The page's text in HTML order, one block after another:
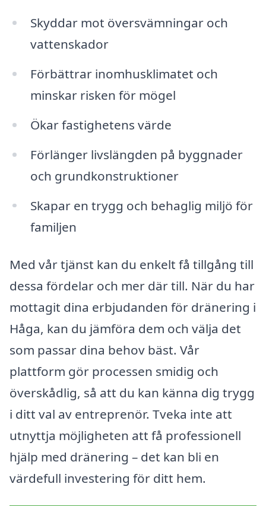
Skyddar mot översvämningar och
vattenskador
Förbättrar inomhusklimatet och
minskar risken för mögel
Ökar fastighetens värde
Förlänger livslängden på byggnader
och grundkonstruktioner
Skapar en trygg och behaglig miljö för
familjen
Med vår tjänst kan du enkelt få tillgång till
dessa fördelar och mer där till. När du har
mottagit dina erbjudanden för dränering i
Håga, kan du jämföra dem och välja det
som passar dina behov bäst. Vår
plattform gör processen smidig och
överskådlig, så att du kan känna dig trygg
i ditt val av entreprenör. Tveka inte att
utnyttja möjligheten att få professionell
hjälp med dränering – det kan bli en
värdefull investering för ditt hem.